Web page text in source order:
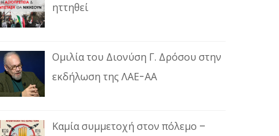
ηττηθεί
Ομιλία του Διονύση Γ. Δρόσου στην
εκδήλωση της ΛΑΕ-ΑΑ
Καμία συμμετοχή στον πόλεμο –